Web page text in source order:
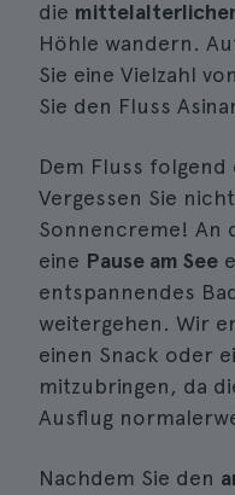
die
Höhle wandern.
Sie eine Vielzahl
Sie den Fluss
Dem Fluss folgend
Vergessen Sie
Sonnencreme! An
eine Pause am See
entspannendes
weitergehen. Wir
einen Snack oder
mitzubringen, da
Ausflug
Nachdem Sie den